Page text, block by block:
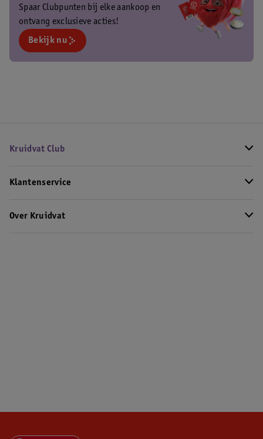
Spaar Clubpunten bij elke aankoop en
ontvang exclusieve acties!
Bekijk nu
Kruidvat Club
Klantenservice
Over Kruidvat